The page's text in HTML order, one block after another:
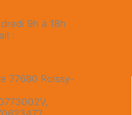
9h à 18h
:
77680 Roissy-